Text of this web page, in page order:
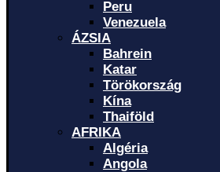
Peru
Venezuela
ÁZSIA
Bahrein
Katar
Törökország
Kína
Thaiföld
AFRIKA
Algéria
Angola